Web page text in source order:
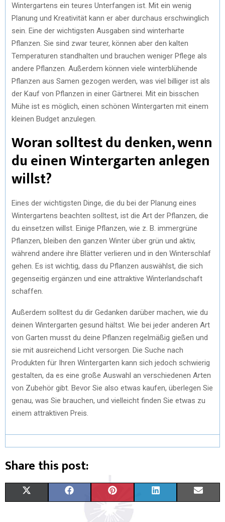
Wintergartens ein teures Unterfangen ist. Mit ein wenig
Planung und Kreativität kann er aber durchaus erschwinglich
sein. Eine der wichtigsten Ausgaben sind winterharte
Pflanzen. Sie sind zwar teurer, können aber den kalten
Temperaturen standhalten und brauchen weniger Pflege als
andere Pflanzen. Außerdem können viele winterblühende
Pflanzen aus Samen gezogen werden, was viel billiger ist als
der Kauf von Pflanzen in einer Gärtnerei. Mit ein bisschen
Mühe ist es möglich, einen schönen Wintergarten mit einem
kleinen Budget anzulegen.
Woran solltest du denken, wenn
du einen Wintergarten anlegen
willst?
Eines der wichtigsten Dinge, die du bei der Planung eines
Wintergartens beachten solltest, ist die Art der Pflanzen, die
du einsetzen willst. Einige Pflanzen, wie z. B. immergrüne
Pflanzen, bleiben den ganzen Winter über grün und aktiv,
während andere ihre Blätter verlieren und in den Winterschlaf
gehen. Es ist wichtig, dass du Pflanzen auswählst, die sich
gegenseitig ergänzen und eine attraktive Winterlandschaft
schaffen.
Außerdem solltest du dir Gedanken darüber machen, wie du
deinen Wintergarten gesund hältst. Wie bei jeder anderen Art
von Garten musst du deine Pflanzen regelmäßig gießen und
sie mit ausreichend Licht versorgen. Die Suche nach
Produkten für Ihren Wintergarten kann sich jedoch schwierig
gestalten, da es eine große Auswahl an verschiedenen Arten
von Zubehör gibt. Bevor Sie also etwas kaufen, überlegen Sie
genau, was Sie brauchen, und vielleicht finden Sie etwas zu
einem attraktiven Preis.
Share this post: